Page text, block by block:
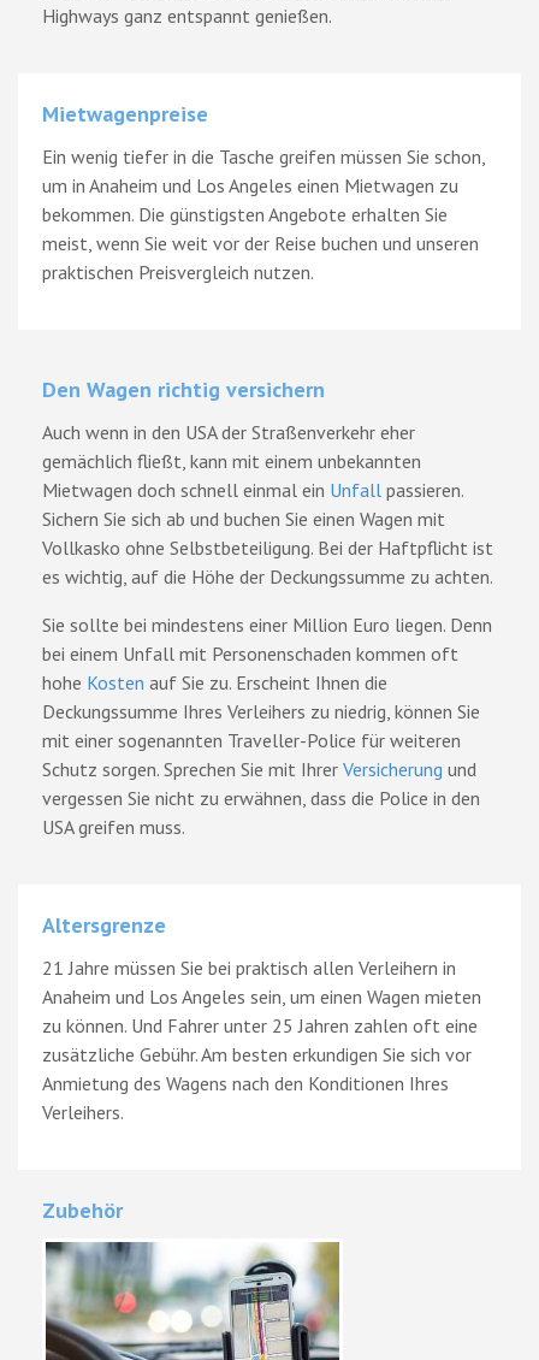
Highways ganz entspannt genießen.
Mietwagenpreise
Ein wenig tiefer in die Tasche greifen müssen Sie schon,
um in Anaheim und Los Angeles einen Mietwagen zu
bekommen. Die günstigsten Angebote erhalten Sie
meist, wenn Sie weit vor der Reise buchen und unseren
praktischen Preisvergleich nutzen.
Den Wagen richtig versichern
Auch wenn in den USA der Straßenverkehr eher
gemächlich fließt, kann mit einem unbekannten
Mietwagen doch schnell einmal ein Unfall passieren.
Sichern Sie sich ab und buchen Sie einen Wagen mit
Vollkasko ohne Selbstbeteiligung. Bei der Haftpflicht ist
es wichtig, auf die Höhe der Deckungssumme zu achten.
Sie sollte bei mindestens einer Million Euro liegen. Denn
bei einem Unfall mit Personenschaden kommen oft
hohe Kosten auf Sie zu. Erscheint Ihnen die
Deckungssumme Ihres Verleihers zu niedrig, können Sie
mit einer sogenannten Traveller-Police für weiteren
Schutz sorgen. Sprechen Sie mit Ihrer Versicherung und
vergessen Sie nicht zu erwähnen, dass die Police in den
USA greifen muss.
Altersgrenze
21 Jahre müssen Sie bei praktisch allen Verleihern in
Anaheim und Los Angeles sein, um einen Wagen mieten
zu können. Und Fahrer unter 25 Jahren zahlen oft eine
zusätzliche Gebühr. Am besten erkundigen Sie sich vor
Anmietung des Wagens nach den Konditionen Ihres
Verleihers.
Zubehör